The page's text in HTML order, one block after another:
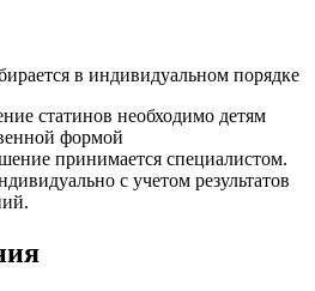
в индивидуальном порядке
статинов необходимо детям
формой
принимается специалистом.
с учетом результатов